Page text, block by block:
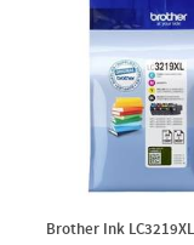
Brother Ink